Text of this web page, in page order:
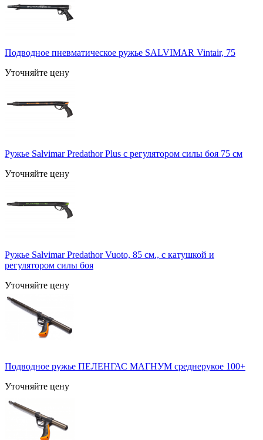
Подводное пневматическое ружье SALVIMAR Vintair, 75
Уточняйте цену
Ружье Salvimar Predathor Plus с регулятором силы боя 75 см
Уточняйте цену
Ружье Salvimar Predathor Vuoto, 85 см., с катушкой и
регулятором силы боя
Уточняйте цену
Подводное ружье ПЕЛЕНГАС МАГНУМ среднерукое 100+
Уточняйте цену